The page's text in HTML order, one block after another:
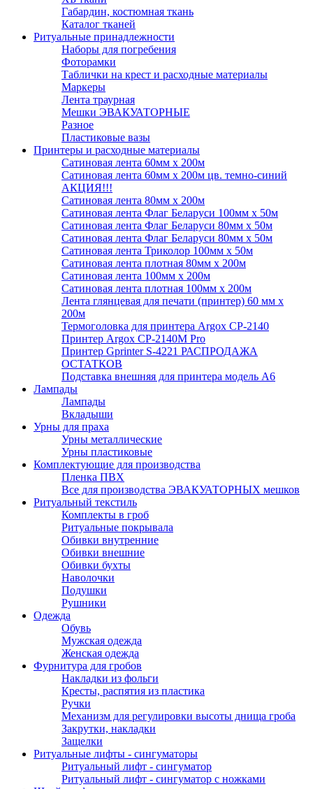
Габардин, костюмная ткань
Каталог тканей
Ритуальные принадлежности
Наборы для погребения
Фоторамки
Таблички на крест и расходные материалы
Маркеры
Лента траурная
Мешки ЭВАКУАТОРНЫЕ
Разное
Пластиковые вазы
Принтеры и расходные материалы
Сатиновая лента 60мм х 200м
Сатиновая лента 60мм х 200м цв. темно-синий
АКЦИЯ!!!
Сатиновая лента 80мм х 200м
Сатиновая лента Флаг Беларуси 100мм х 50м
Сатиновая лента Флаг Беларуси 80мм х 50м
Сатиновая лента Флаг Беларуси 80мм х 50м
Сатиновая лента Триколор 100мм х 50м
Сатиновая лента плотная 80мм х 200м
Сатиновая лента 100мм х 200м
Сатиновая лента плотная 100мм х 200м
Лента глянцевая для печати (принтер) 60 мм х
200м
Термоголовка для принтера Argox CP-2140
Принтер Argox CP-2140M Pro
Принтер Gprinter S-4221 РАСПРОДАЖА
ОСТАТКОВ
Подставка внешняя для принтера модель А6
Лампады
Лампады
Вкладыши
Урны для праха
Урны металлические
Урны пластиковые
Комплектующие для производства
Пленка ПВХ
Все для производства ЭВАКУАТОРНЫХ мешков
Ритуальный текстиль
Комплекты в гроб
Ритуальные покрывала
Обивки внутренние
Обивки внешние
Обивки бухты
Наволочки
Подушки
Рушники
Одежда
Обувь
Мужская одежда
Женская одежда
Фурнитура для гробов
Накладки из фольги
Кресты, распятия из пластика
Ручки
Механизм для регулировки высоты днища гроба
Закрутки, накладки
Защелки
Ритуальные лифты - сингуматоры
Ритуальный лифт - сингуматор
Ритуальный лифт - сингуматор с ножками